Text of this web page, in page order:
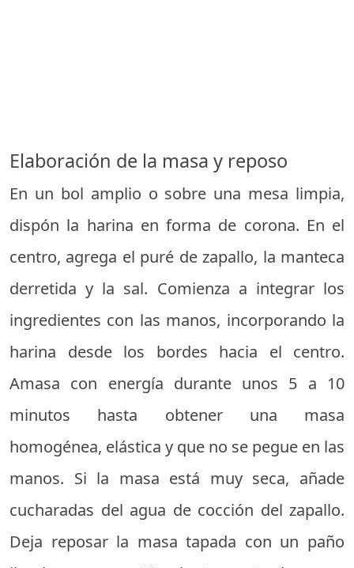
Elaboración de la masa y reposo
En un bol amplio o sobre una mesa limpia,
dispón la harina en forma de corona. En el
centro, agrega el puré de zapallo, la manteca
derretida y la sal. Comienza a integrar los
ingredientes con las manos, incorporando la
harina desde los bordes hacia el centro.
Amasa con energía durante unos 5 a 10
minutos hasta obtener una masa
homogénea, elástica y que no se pegue en las
manos. Si la masa está muy seca, añade
cucharadas del agua de cocción del zapallo.
Deja reposar la masa tapada con un paño